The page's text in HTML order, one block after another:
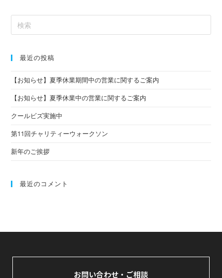
最近の投稿
【お知らせ】夏季休業期間中の営業に関するご案内
【お知らせ】夏季休業中の営業に関するご案内
クールビズ実施中
第11回チャリティーウォークソン
新年のご挨拶
最近のコメント
お問い合わせ・ご相談